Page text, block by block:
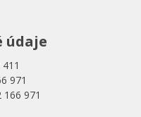
údaje
971
166 971